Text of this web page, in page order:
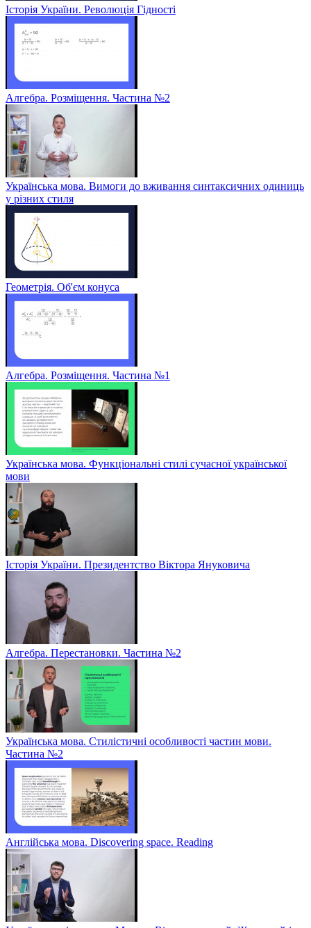
Історія України. Революція Гідності
Алгебра. Розміщення. Частина №2
Українська мова. Вимоги до вживання синтаксичних одиниць
у різних стиля
Геометрія. Об'єм конуса
Алгебра. Розміщення. Частина №1
Українська мова. Функціональні стилі сучасної української
мови
Історія України. Президентство Віктора Януковича
Алгебра. Перестановки. Частина №2
Українська мова. Стилістичні особливості частин мови.
Частина №2
Англійська мова. Discovering space. Reading